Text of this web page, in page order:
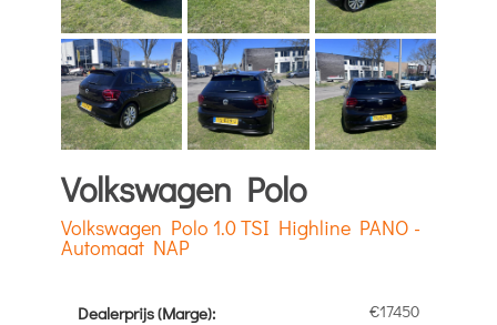
Volkswagen Polo
Volkswagen Polo 1.0 TSI Highline PANO -
Automaat NAP
Dealerprijs (Marge): €17450